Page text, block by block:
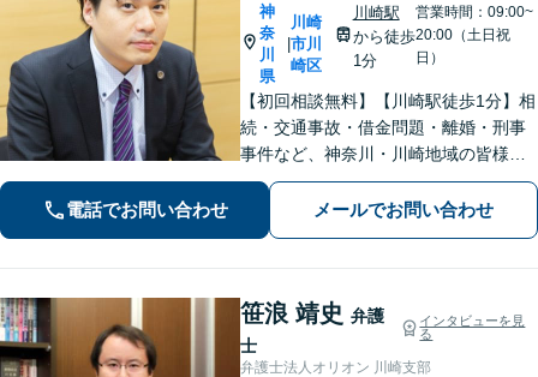
神
奈
川
県
|
川崎
市川
崎区
川崎駅
から徒歩
1分
営業時間：09:00~
20:00（土日祝
日）
【初回相談無料】【川崎駅徒歩1分】相
続・交通事故・借金問題・離婚・刑事
事件など、神奈川・川崎地域の皆様の
法律問題を解決すべく、親身になって
取り組みます。クチコミ・リピーター
の方も多数。お気軽にお問い合わせ下
電話でお問い合わせ メールでお問い合わせ
笹浪 靖史 弁護
士
インタビューを見
る
弁護士法人オリオン 川崎支部